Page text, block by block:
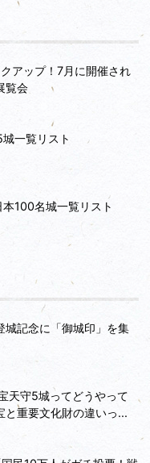
アップ！7月に開催され
覧会
一覧リスト
100名城一覧リスト
城記念に「御城印」を集
天守5城ってどうやって
重要文化財の違いっ...